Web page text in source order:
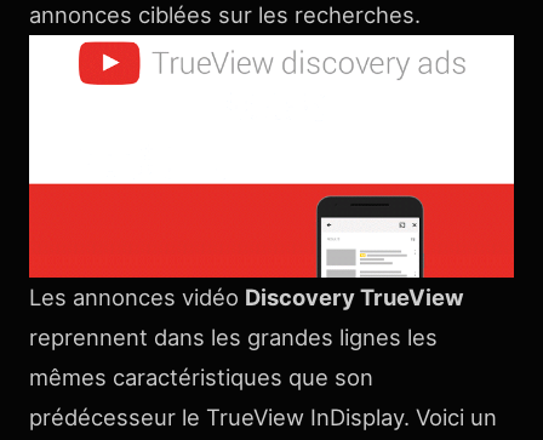
annonces ciblées sur les recherches.
Les annonces vidéo Discovery TrueView
reprennent dans les grandes lignes les
mêmes caractéristiques que son
prédécesseur le TrueView InDisplay. Voici un